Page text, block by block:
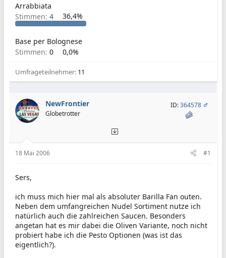
Arrabbiata
Stimmen: 4 36,4%
Base per Bolognese
Stimmen: 0 0,0%
Umfrageteilnehmer 11
NewFrontier
Globetrotter
ID:364578
18 Mai 2006 #1
Sers,
ich muss mich hier mal als absoluter Barilla Fan outen.
Neben dem umfangreichen Nudel Sortiment nutze ich
natürlich auch die zahlreichen Saucen. Besonders
angetan hat es mir dabei die Oliven Variante, noch nicht
probiert habe ich die Pesto Optionen (was ist das
eigentlich?).